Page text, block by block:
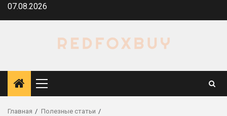
Перейти
07.08.2026
Основное
меню
Главная
Полезные статьи